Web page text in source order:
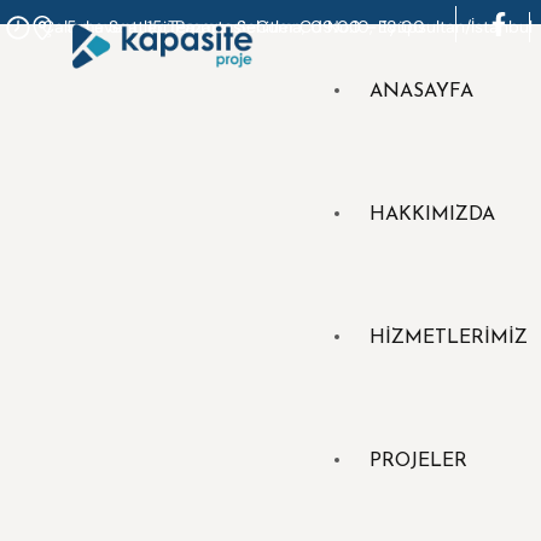
5. Levent, 15 Temmuz Şehitler Cd No:10, Eyüpsultan/İstanbul
Çalışma Saatleri: Pazartesi–Cuma, 09:00 – 18:00
ANASAYFA
HAKKIMIZDA
HİZMETLERİMİZ
PROJELER